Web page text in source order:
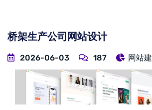
桥架生产公司网站设计
2026-06-03 187 网站